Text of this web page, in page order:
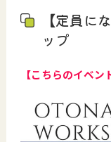
【定員に
ップ
【こちらのイベン